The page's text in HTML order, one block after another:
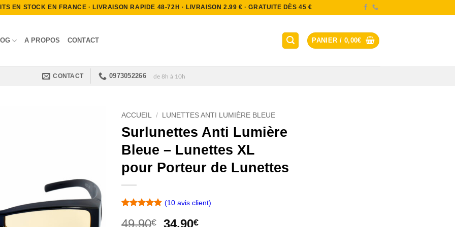
EN STOCK EN FRANCE · LIVRAISON RAPIDE 48-72H · LIVRAISON 2.99 € · GRATUITE DÈS 45 €
A PROPOS CONTACT PANIER / 0,00€
CONTACT 0973052266 de 8h à 10h
ACCUEIL / LUNETTES ANTI LUMIÈRE BLEUE
Surlunettes Anti Lumière
Bleue – Lunettes XL
pour Porteur de Lunettes
sur 5 basé
(10avis client)
49,90€
Le
34,90€Le